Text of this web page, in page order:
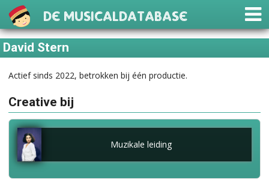
De Musicaldatabase
David Stern
Actief sinds 2022, betrokken bij één productie.
Creative bij
Muzikale leiding